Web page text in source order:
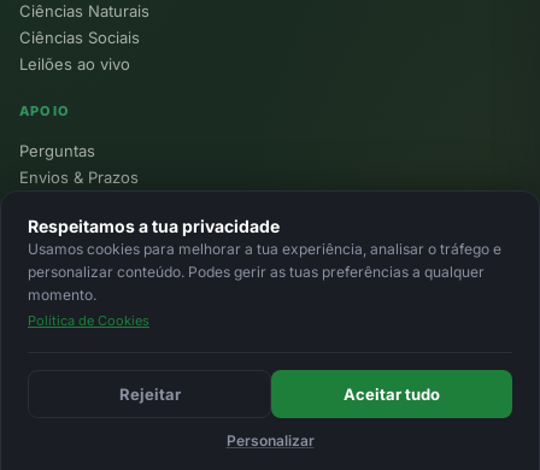
Ciências Naturais
Ciências Sociais
Leilões ao vivo
APOIO
Perguntas
Envios & Prazos
Devoluções
Minha Conta
© 2026 Ecolivros. Todos os direitos reservados.
Respeitamos a tua privacidade
Usamos cookies para melhorar a tua experiência, analisar o tráfego e
personalizar conteúdo. Podes gerir as tuas preferências a qualquer
momento.
Política de Cookies
Personalizar
Rejeitar Aceitar tudo